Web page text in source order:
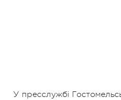
У пресслужбі